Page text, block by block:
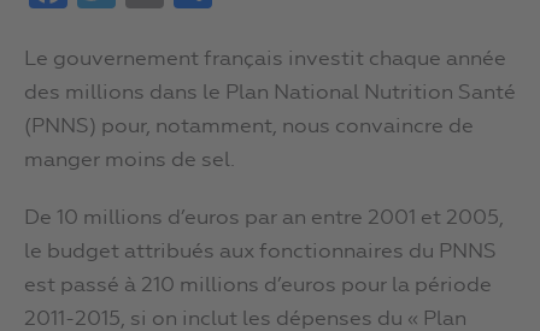
Le gouvernement français investit chaque année
des millions dans le Plan National Nutrition Santé
(PNNS) pour, notamment, nous convaincre de
manger moins de sel.
De 10 millions d’euros par an entre 2001 et 2005,
le budget attribués aux fonctionnaires du PNNS
est passé à 210 millions d’euros pour la période
2011-2015, si on inclut les dépenses du « Plan